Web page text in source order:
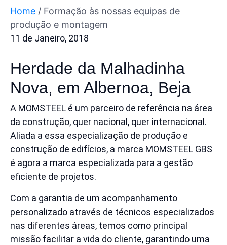
Home / Formação às nossas equipas de
produção e montagem
11 de Janeiro, 2018
Herdade da Malhadinha
Nova, em Albernoa, Beja
A MOMSTEEL é um parceiro de referência na área
da construção, quer nacional, quer internacional.
Aliada a essa especialização de produção e
construção de edifícios, a marca MOMSTEEL GBS
é agora a marca especializada para a gestão
eficiente de projetos.
Com a garantia de um acompanhamento
personalizado através de técnicos especializados
nas diferentes áreas, temos como principal
missão facilitar a vida do cliente, garantindo uma
Aceda à área reservada da Momsteel
Iniciar sessão
Aceda ao MY.MOMSTEEL
Iniciar sessão